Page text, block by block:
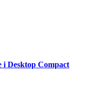
Desktop Compact